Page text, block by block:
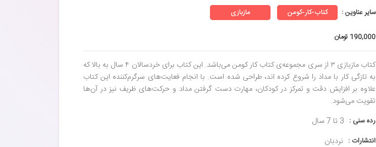
سایر عناوین : کتاب-کار-کومن مازبازی
190,000 تومان
کتاب مازبازی ۳ از سری مجموعه‌ی کتاب کار کومن می‌باشد. این کتاب برای خردسالان ۴ سال به بالا که
به تازگی کار با مداد را شروع کرده اند، طراحی شده است. با انجام فعایت‌های سرگرم‌کننده این کتاب
علاوه بر افزایش دقت و تمرکز در کودکان، مهارت دست گرفتن مداد و حرکت‌های ظریف نیز در آن‌ها
تقویت می‌شود.
رده سنی : 3 تا 7 سال
انتشارات : نردبان